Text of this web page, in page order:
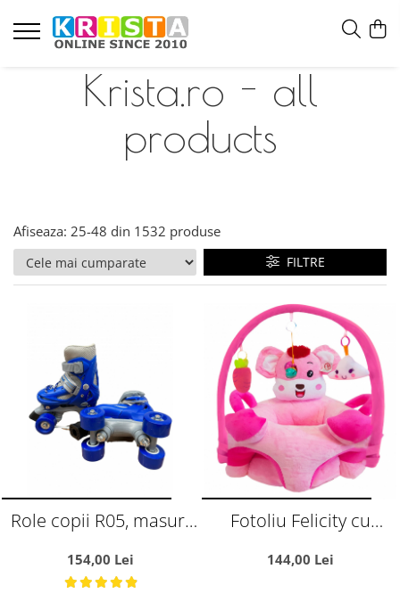
Krista.ro - all
products
Afiseaza: 25-48 din 1532 produse
FILTRE
Role copii R05, masuri
albastru, S
154,00 Lei
Fotoliu Felicity cu
laterale - Soricel Roz
144,00 Lei